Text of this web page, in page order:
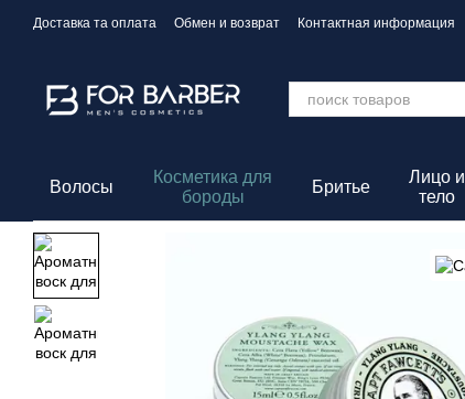
Перейти к основному контенту
Доставка та оплата Обмен и возврат Контактная информация
Волосы
Косметика для
бороды
Бритье
Лицо и
тело